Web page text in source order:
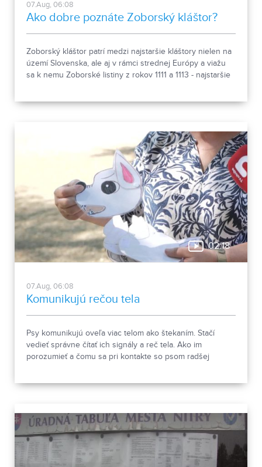
07.Aug, 06:08
Ako dobre poznáte Zoborský kláštor?
Zoborský kláštor patrí medzi najstaršie kláštory nielen na
území Slovenska, ale aj v rámci strednej Európy a viažu
sa k nemu Zoborské listiny z rokov 1111 a 1113 - najstaršie
02:18
07.Aug, 06:08
Komunikujú rečou tela
Psy komunikujú oveľa viac telom ako štekaním. Stačí
vedieť správne čítať ich signály a reč tela. Ako im
porozumieť a čomu sa pri kontakte so psom radšej